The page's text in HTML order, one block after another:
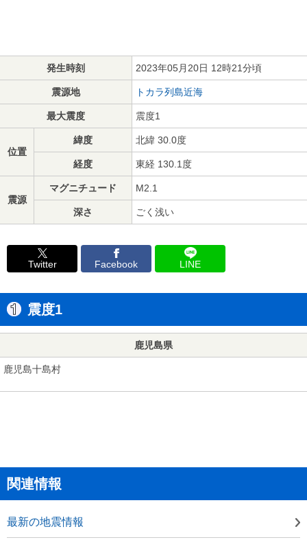
発生時刻 2023年05月20日 12時21分頃
震源地 トカラ列島近海
最大震度 震度1
位置
緯度 北緯 30.0度
経度 東経 130.1度
震源
マグニチュード M2.1
深さ ごく浅い
Twitter Facebook LINE
震度1
鹿児島県
鹿児島十島村
関連情報
最新の地震情報